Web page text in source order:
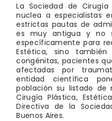
La Sociedad de Cirugía
nuclea a especialistas
estrictas pautas de
es muy antigua y no
específicamente para
Estética, sino
congénitas, pacientes
afectadas por
entidad científica
población su listado de
Cirugía Plástica,
Directiva de la
Buenos Aires.